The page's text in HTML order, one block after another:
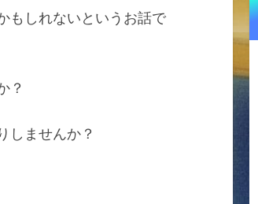
もしれないというお話で
？
しませんか？